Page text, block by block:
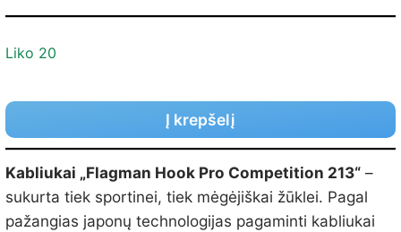
Liko 20
Į krepšelį
Kabliukai „Flagman Hook Pro Competition 213“ –
sukurta tiek sportinei, tiek mėgėjiškai žūklei. Pagal
pažangias japonų technologijas pagaminti kabliukai